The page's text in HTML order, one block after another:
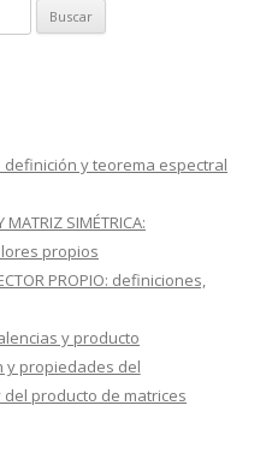
definición y teorema espectral
MATRIZ SIMÉTRICA:
propios
PROPIO: definiciones,
y producto
y propiedades del
producto de matrices